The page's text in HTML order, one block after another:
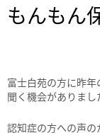
もんもん
富士白苑の方に昨
聞く機会がありまし
認知症の方への声